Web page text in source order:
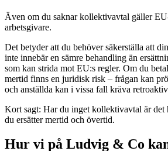
Även om du saknar kollektivavtal gäller
arbetsgivare.
Det betyder att du behöver säkerställa att
inte innebär en sämre behandling än
som kan strida mot EU:s regler. Om du
mertid finns en juridisk risk – frågan kan
och anställda kan i vissa fall kräva
Kort sagt: Har du inget kollektivavtal är det
du ersätter mertid och övertid.
Hur vi på Ludvig & Co